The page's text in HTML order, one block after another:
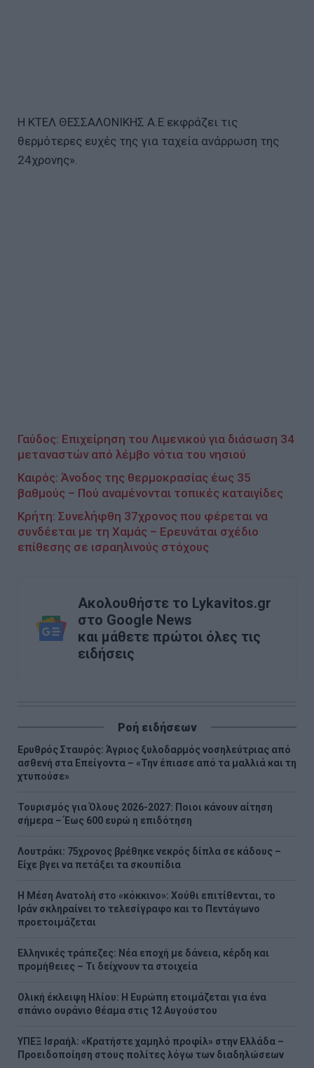
Η ΚΤΕΛ ΘΕΣΣΑΛΟΝΙΚΗΣ Α.Ε εκφράζει τις
θερμότερες ευχές της για ταχεία ανάρρωση της
24χρονης».
Γαύδος: Επιχείρηση του Λιμενικού για διάσωση 34
μεταναστών από λέμβο νότια του νησιού
Καιρός: Άνοδος της θερμοκρασίας έως 35
βαθμούς – Πού αναμένονται τοπικές καταιγίδες
Κρήτη: Συνελήφθη 37χρονος που φέρεται να
συνδέεται με τη Χαμάς – Ερευνάται σχέδιο
επίθεσης σε ισραηλινούς στόχους
Ακολουθήστε το Lykavitos.gr
στο Google News
και μάθετε πρώτοι όλες τις
ειδήσεις
Ροή ειδήσεων
Ερυθρός Σταυρός: Άγριος ξυλοδαρμός νοσηλεύτριας από
ασθενή στα Επείγοντα – «Την έπιασε από τα μαλλιά και τη
χτυπούσε»
Τουρισμός για Όλους 2026-2027: Ποιοι κάνουν αίτηση
σήμερα – Έως 600 ευρώ η επιδότηση
Λουτράκι: 75χρονος βρέθηκε νεκρός δίπλα σε κάδους –
Είχε βγει να πετάξει τα σκουπίδια
Η Μέση Ανατολή στο «κόκκινο»: Χούθι επιτίθενται, το
Ιράν σκληραίνει το τελεσίγραφο και το Πεντάγωνο
προετοιμάζεται
Ελληνικές τράπεζες: Νέα εποχή με δάνεια, κέρδη και
προμήθειες – Τι δείχνουν τα στοιχεία
Ολική έκλειψη Ηλίου: Η Ευρώπη ετοιμάζεται για ένα
σπάνιο ουράνιο θέαμα στις 12 Αυγούστου
ΥΠΕΞ Ισραήλ: «Κρατήστε χαμηλό προφίλ» στην Ελλάδα –
Προειδοποίηση στους πολίτες λόγω των διαδηλώσεων